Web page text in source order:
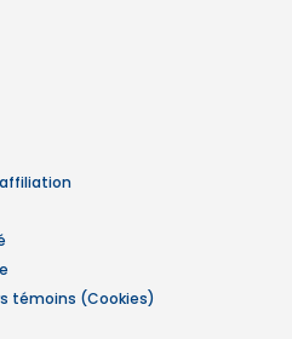
témoins (Cookies)